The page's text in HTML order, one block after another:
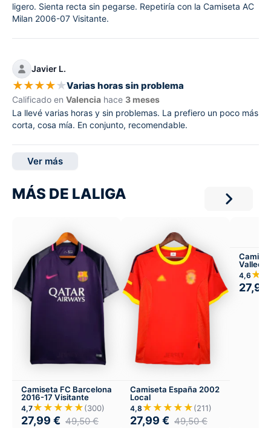
ligero. Sienta recta sin pegarse. Repetiría con la Camiseta AC
Milan 2006-07 Visitante.
Javier L.
★★★★★Varias horas sin problema
Calificado en Valencia hace 3 meses
La llevé varias horas y sin problemas. La prefiero un poco más
corta, cosa mía. En conjunto, recomendable.
Ver más
MÁS DE LALIGA
Camiseta FC Barcelona
2016-17 Visitante
4,7★★★★★(300)
27,99 € 49,50€
Camiseta España 2002
Local
4,8 ★★★★★(211)
27,99 € 49,50€
Local
4,6
27,99